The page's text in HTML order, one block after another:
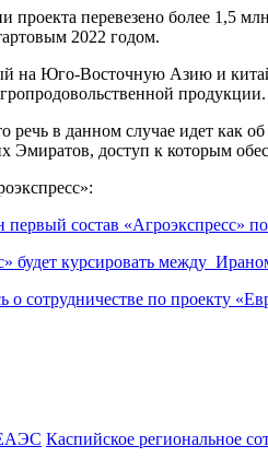
перевезено более 1,5
2022 годом.
на Юго-Восточную Азию и
продукции.
речь в данном случае идет как
Эмиратов, доступ к которым
состав «Агроэкспресс»
будет курсировать между
сотрудничестве по проекту
Каспийское региональное